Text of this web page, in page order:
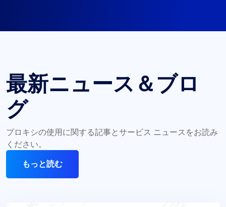
最新ニュース＆ブロ
グ
プロキシの使用に関する記事とサービス ニュースをお読み
ください。
もっと読む